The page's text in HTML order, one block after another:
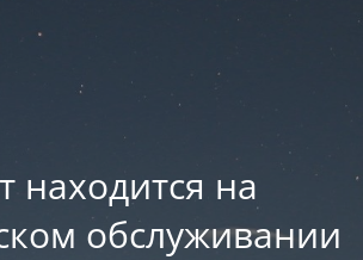
находится на
обслуживании